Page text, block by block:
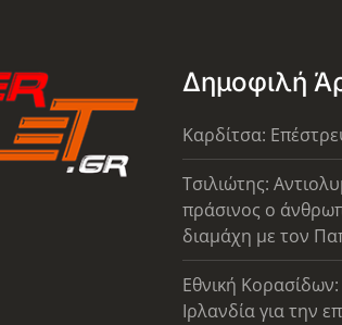
Δημοφιλή
Καρδίτσα:
Τσιλιώτης:
πράσινος ο
διαμάχη με τον
Εθνική
Ιρλανδία για την